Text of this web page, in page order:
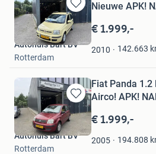
Bewaren
in
Mijn
Favorieten
Nieuwe APK!
€ 1.999,-
2010 142.663
Autohuis Bart BV
Rotterdam
Bewaren
in
Mijn
Favorieten
Fiat Panda
Airco! APK!
€ 1.999,-
2005 194.808
Autohuis Bart BV
Rotterdam